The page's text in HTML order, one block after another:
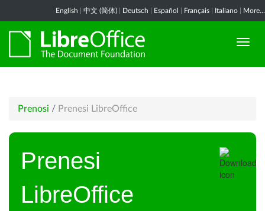
English 中文 (简体) Deutsch Español Français Italiano More...
Prenosi / Prenesi LibreOffice
Prenesi
LibreOffice